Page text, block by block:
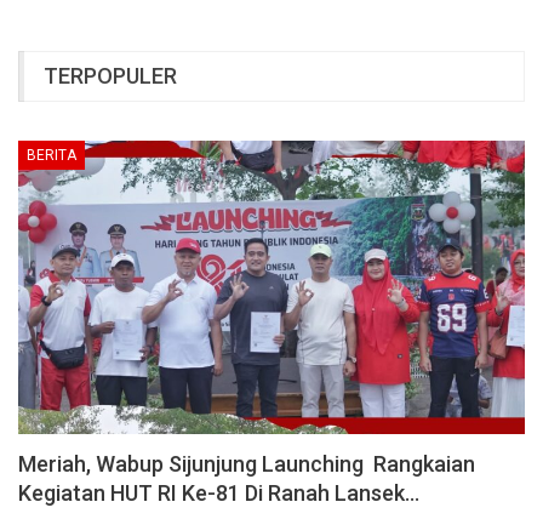
TERPOPULER
BERITA
Meriah, Wabup Sijunjung Launching Rangkaian
Kegiatan HUT RI Ke-81 Di Ranah Lansek…